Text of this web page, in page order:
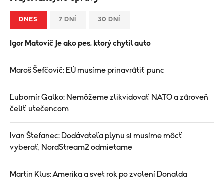
DNES 7 DNÍ 30 DNÍ
Igor Matovič je ako pes, ktorý chytil auto
Maroš Šefčovič: EÚ musíme prinavrátiť punc
Ľubomír Galko: Nemôžeme zlikvidovať NATO a zároveň
čeliť utečencom
Ivan Štefanec: Dodávateľa plynu si musíme môcť
vyberať, NordStream2 odmietame
Martin Klus: Amerika a svet rok po zvolení Donalda